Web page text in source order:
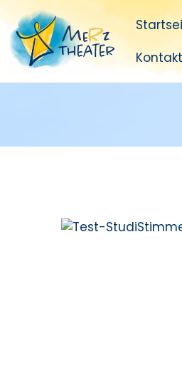
Kontakt